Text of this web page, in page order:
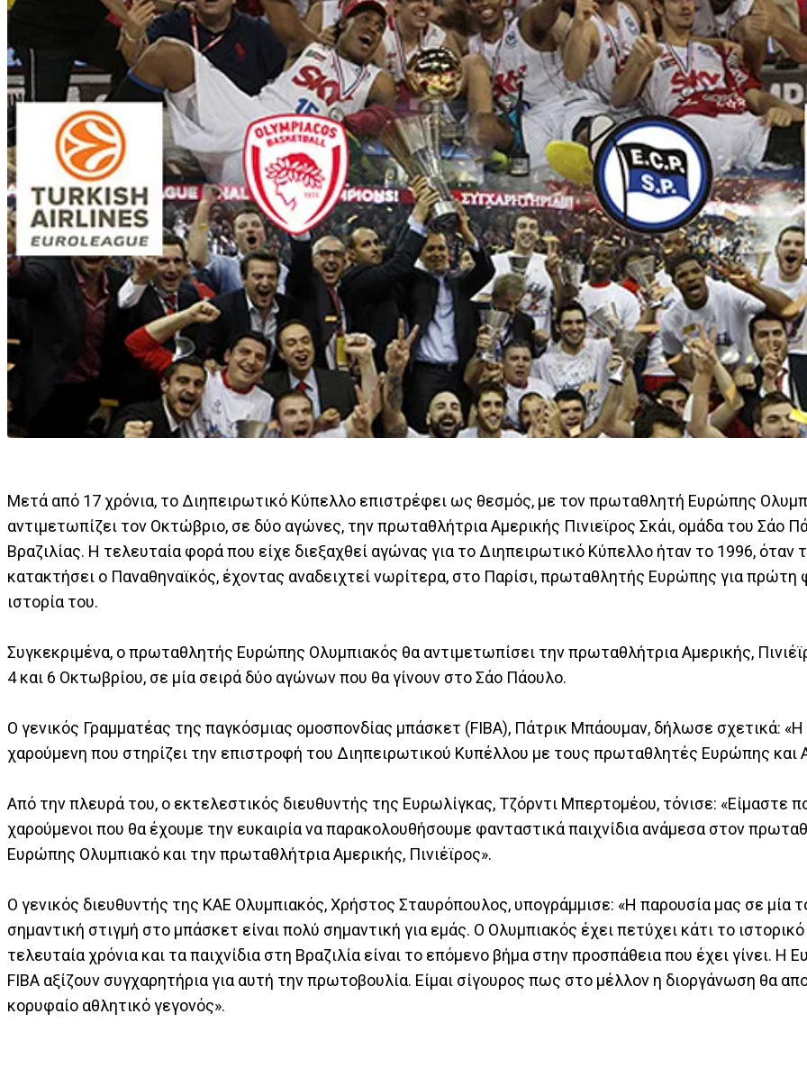
Μετά από 17 χρόνια, το Διηπειρωτικό Κύπελλο επιστρέφει ως θεσμός, με τον πρωταθλητή Ευρώπης
αντιμετωπίζει τον Οκτώβριο, σε δύο αγώνες, την πρωταθλήτρια Αμερικής Πινιεϊρος Σκάι, ομάδα του Σάο
Βραζιλίας. Η τελευταία φορά που είχε διεξαχθεί αγώνας για το Διηπειρωτικό Κύπελλο ήταν το 1996, όταν
κατακτήσει ο Παναθηναϊκός, έχοντας αναδειχτεί νωρίτερα, στο Παρίσι, πρωταθλητής Ευρώπης για πρώτη
ιστορία του.
Συγκεκριμένα, ο πρωταθλητής Ευρώπης Ολυμπιακός θα αντιμετωπίσει την πρωταθλήτρια Αμερικής,
4 και 6 Οκτωβρίου, σε μία σειρά δύο αγώνων που θα γίνουν στο Σάο Πάουλο.
Ο γενικός Γραμματέας της παγκόσμιας ομοσπονδίας μπάσκετ (FIBA), Πάτρικ Μπάουμαν, δήλωσε σχετικά: «Η
χαρούμενη που στηρίζει την επιστροφή του Διηπειρωτικού Κυπέλλου με τους πρωταθλητές Ευρώπης και
Από την πλευρά του, ο εκτελεστικός διευθυντής της Ευρωλίγκας, Τζόρντι Μπερτομέου, τόνισε: «Είμαστε
χαρούμενοι που θα έχουμε την ευκαιρία να παρακολουθήσουμε φανταστικά παιχνίδια ανάμεσα στον
Ευρώπης Ολυμπιακό και την πρωταθλήτρια Αμερικής, Πινιέϊρος».
Ο γενικός διευθυντής της ΚΑΕ Ολυμπιακός, Χρήστος Σταυρόπουλος, υπογράμμισε: «Η παρουσία μας σε μία
σημαντική στιγμή στο μπάσκετ είναι πολύ σημαντική για εμάς. Ο Ολυμπιακός έχει πετύχει κάτι το
τελευταία χρόνια και τα παιχνίδια στη Βραζιλία είναι το επόμενο βήμα στην προσπάθεια που έχει γίνει. Η
FIBA αξίζουν συγχαρητήρια για αυτή την πρωτοβουλία. Είμαι σίγουρος πως στο μέλλον η διοργάνωση θα
κορυφαίο αθλητικό γεγονός».